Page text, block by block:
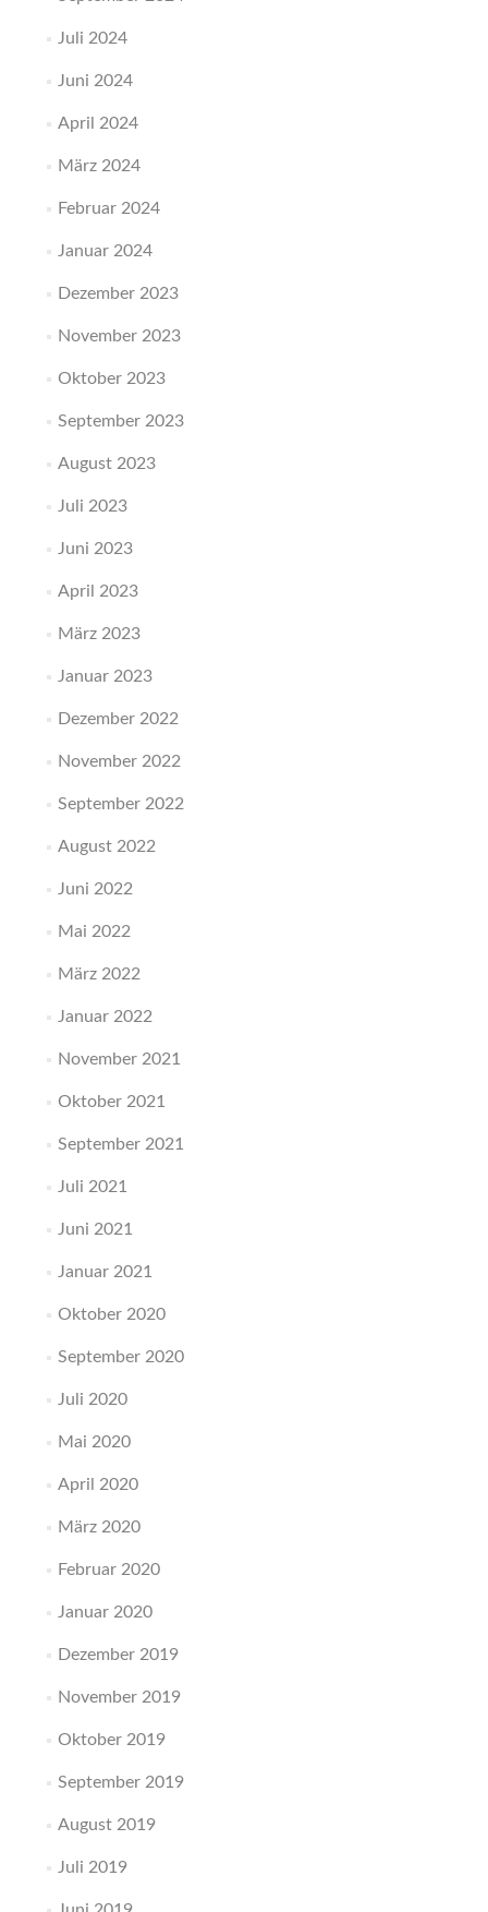
Juli 2024
Juni 2024
April 2024
März 2024
Februar 2024
Januar 2024
Dezember 2023
November 2023
Oktober 2023
September 2023
August 2023
Juli 2023
Juni 2023
April 2023
März 2023
Januar 2023
Dezember 2022
November 2022
September 2022
August 2022
Juni 2022
Mai 2022
März 2022
Januar 2022
November 2021
Oktober 2021
September 2021
Juli 2021
Juni 2021
Januar 2021
Oktober 2020
September 2020
Juli 2020
Mai 2020
April 2020
März 2020
Februar 2020
Januar 2020
Dezember 2019
November 2019
Oktober 2019
September 2019
August 2019
Juli 2019